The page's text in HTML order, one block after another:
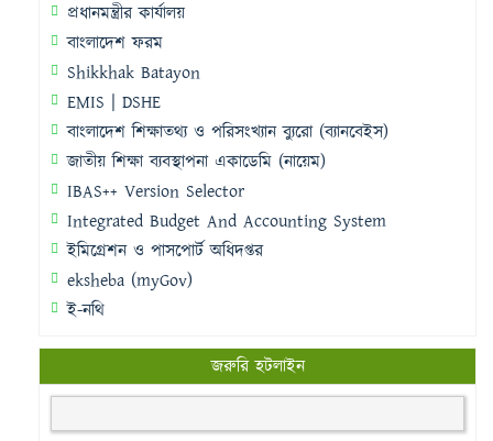
প্রধানমন্ত্রীর কার্যালয়
বাংলাদেশ ফরম
Shikkhak Batayon
EMIS | DSHE
বাংলাদেশ শিক্ষাতথ্য ও পরিসংখ্যান ব্যুরো (ব্যানবেইস)
জাতীয় শিক্ষা ব্যবস্থাপনা একাডেমি (নায়েম)
IBAS++ Version Selector
Integrated Budget And Accounting System
ইমিগ্রেশন ও পাসপোর্ট অধিদপ্তর
eksheba (myGov)
ই-নথি
জরুরি হটলাইন